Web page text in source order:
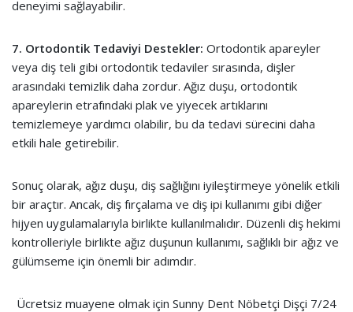
deneyimi sağlayabilir.
7. Ortodontik Tedaviyi Destekler: Ortodontik apareyler
veya diş teli gibi ortodontik tedaviler sırasında, dişler
arasındaki temizlik daha zordur. Ağız duşu, ortodontik
apareylerin etrafındaki plak ve yiyecek artıklarını
temizlemeye yardımcı olabilir, bu da tedavi sürecini daha
etkili hale getirebilir.
Sonuç olarak, ağız duşu, diş sağlığını iyileştirmeye yönelik etkili
bir araçtır. Ancak, diş fırçalama ve diş ipi kullanımı gibi diğer
hijyen uygulamalarıyla birlikte kullanılmalıdır. Düzenli diş hekimi
kontrolleriyle birlikte ağız duşunun kullanımı, sağlıklı bir ağız ve
gülümseme için önemli bir adımdır.
Ücretsiz muayene olmak için Sunny Dent Nöbetçi Dişçi 7/24